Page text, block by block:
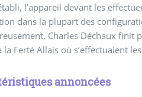
l’appareil devant les
dans la plupart des
Charles Déchaux finit
la Ferté Allais où s’effectuaient
annoncées